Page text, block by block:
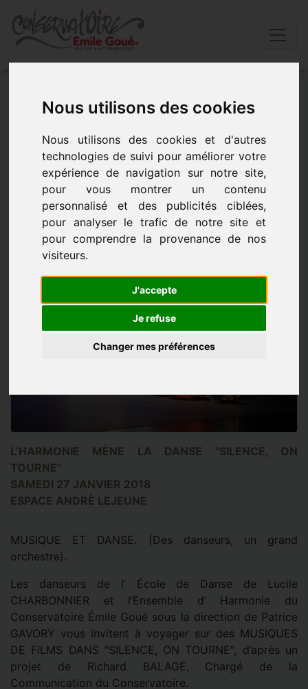
Nous utilisons des cookies
Nous utilisons des cookies et d'autres
technologies de suivi pour améliorer votre
expérience de navigation sur notre site,
pour vous montrer un contenu
personnalisé et des publicités ciblées,
pour analyser le trafic de notre site et
pour comprendre la provenance de nos
visiteurs.
J'accepte
Je refuse
Changer mes préférences
"silence, on tourne"
L’HARMONIE MÈNE LA DANSE
"SILENCE, ON TOURNE"
- le 27 janvier 2018 à 20h30
L’HARMONIE MÈNE LA DANSE "SILENCE, ON
TOURNE"
SAMEDI 27 JANVIER 2018
ESPACE ANDRÈ LEJEUNE
MUSIQUE ET DANSE. (Des danseurs, un grand
orchestre).
Les danseurs de l’ École de Danse de Lucile
CHARBONNIER et l’Ensemble d’ Harmonie du
Conservatoire Émile Goué sous la direction de Patrice
GAVORY vous invitent à voyager sur des MUSIQUES
DE FILMS DANS "SILENCE, ON TOURNE", d’après un
projet de Richard BALAGE, Chargé de la
Communication du Conservatoire.